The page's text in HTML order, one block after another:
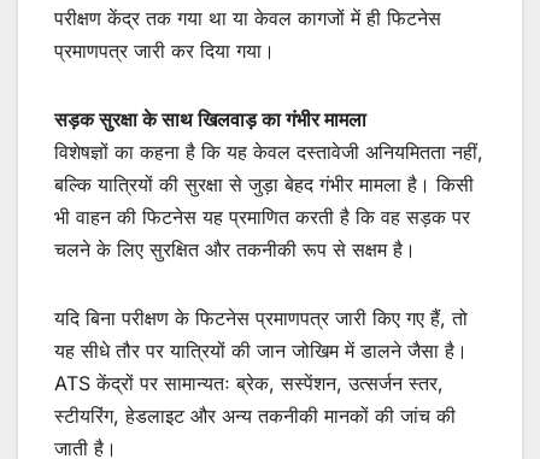
परीक्षण केंद्र तक गया था या केवल कागजों में ही फिटनेस
प्रमाणपत्र जारी कर दिया गया।
सड़क सुरक्षा के साथ खिलवाड़ का गंभीर मामला
विशेषज्ञों का कहना है कि यह केवल दस्तावेजी अनियमितता नहीं,
बल्कि यात्रियों की सुरक्षा से जुड़ा बेहद गंभीर मामला है। किसी
भी वाहन की फिटनेस यह प्रमाणित करती है कि वह सड़क पर
चलने के लिए सुरक्षित और तकनीकी रूप से सक्षम है।
यदि बिना परीक्षण के फिटनेस प्रमाणपत्र जारी किए गए हैं, तो
यह सीधे तौर पर यात्रियों की जान जोखिम में डालने जैसा है।
ATS केंद्रों पर सामान्यतः ब्रेक, सस्पेंशन, उत्सर्जन स्तर,
स्टीयरिंग, हेडलाइट और अन्य तकनीकी मानकों की जांच की
जाती है।